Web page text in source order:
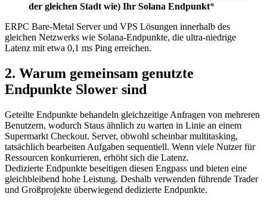
der gleichen Stadt wie) Ihr Solana Endpunkt*
ERPC Bare-Metal Server und VPS Lösungen innerhalb des
gleichen Netzwerks wie Solana-Endpunkte, die ultra-niedrige
Latenz mit etwa 0,1 ms Ping erreichen.
2. Warum gemeinsam genutzte
Endpunkte Slower sind
Geteilte Endpunkte behandeln gleichzeitige Anfragen von mehreren
Benutzern, wodurch Staus ähnlich zu warten in Linie an einem
Supermarkt Checkout. Server, obwohl scheinbar multitasking,
tatsächlich bearbeiten Aufgaben sequentiell. Wenn viele Nutzer für
Ressourcen konkurrieren, erhöht sich die Latenz.
Dedizierte Endpunkte beseitigen diesen Engpass und bieten eine
gleichbleibend hohe Leistung. Deshalb verwenden führende Trader
und Großprojekte überwiegend dedizierte Endpunkte.